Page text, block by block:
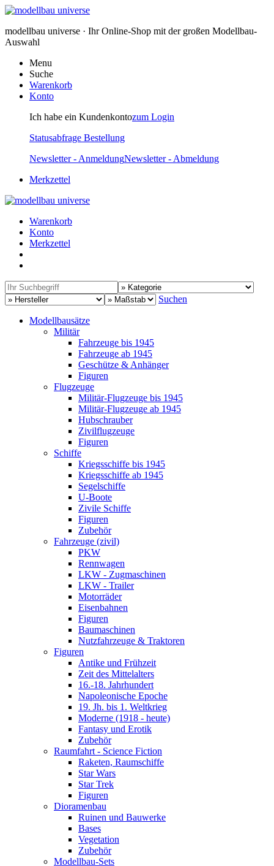
modellbau universe · Ihr Online-Shop mit der großen Modellbau-
Auswahl
Menu
Suche
Warenkorb
Konto
Ich habe ein Kundenkontozum Login
Statusabfrage Bestellung
Newsletter - AnmeldungNewsletter - Abmeldung
Merkzettel
Warenkorb
Konto
Merkzettel
Suchen
Modellbausätze
Militär
Fahrzeuge bis 1945
Fahrzeuge ab 1945
Geschütze & Anhänger
Figuren
Flugzeuge
Militär-Flugzeuge bis 1945
Militär-Flugzeuge ab 1945
Hubschrauber
Zivilflugzeuge
Figuren
Schiffe
Kriegsschiffe bis 1945
Kriegsschiffe ab 1945
Segelschiffe
U-Boote
Zivile Schiffe
Figuren
Zubehör
Fahrzeuge (zivil)
PKW
Rennwagen
LKW - Zugmaschinen
LKW - Trailer
Motorräder
Eisenbahnen
Figuren
Baumaschinen
Nutzfahrzeuge & Traktoren
Figuren
Antike und Frühzeit
Zeit des Mittelalters
16.-18. Jahrhundert
Napoleonische Epoche
19. Jh. bis 1. Weltkrieg
Moderne (1918 - heute)
Fantasy und Erotik
Zubehör
Raumfahrt - Science Fiction
Raketen, Raumschiffe
Star Wars
Star Trek
Figuren
Dioramenbau
Ruinen und Bauwerke
Bases
Vegetation
Zubehör
Modellbau-Sets